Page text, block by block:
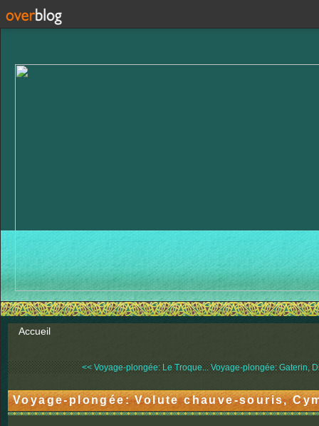
Accueil
<< Voyage-plongée: Le Troque... Voyage-plongée: Gaterin,
Voyage-plongée: Volute chauve-souris,